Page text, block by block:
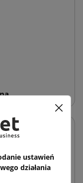
ustawień
działania